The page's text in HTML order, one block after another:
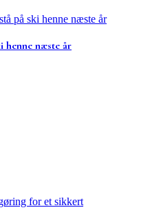
henne næste år